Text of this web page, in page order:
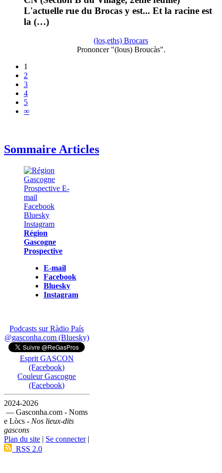
L'actuelle rue du Brocas y est... Et la racine est
la (…)
(los,eths) Brocars
Prononcer "(lous) Broucàs".
1
2
3
4
5
∞
Sommaire Articles
Région
Gascogne
Prospective
E-mail
Facebook
Bluesky
Instagram
Podcasts sur Ràdio País
@gasconha.com (Bluesky)
Esprit GASCON
(Facebook)
Couleur Gascogne
(Facebook)
2024-2026
— Gasconha.com - Noms
e Lòcs - Nos lieux-dits
gascons
Plan du site | Se connecter|
RSS 2.0